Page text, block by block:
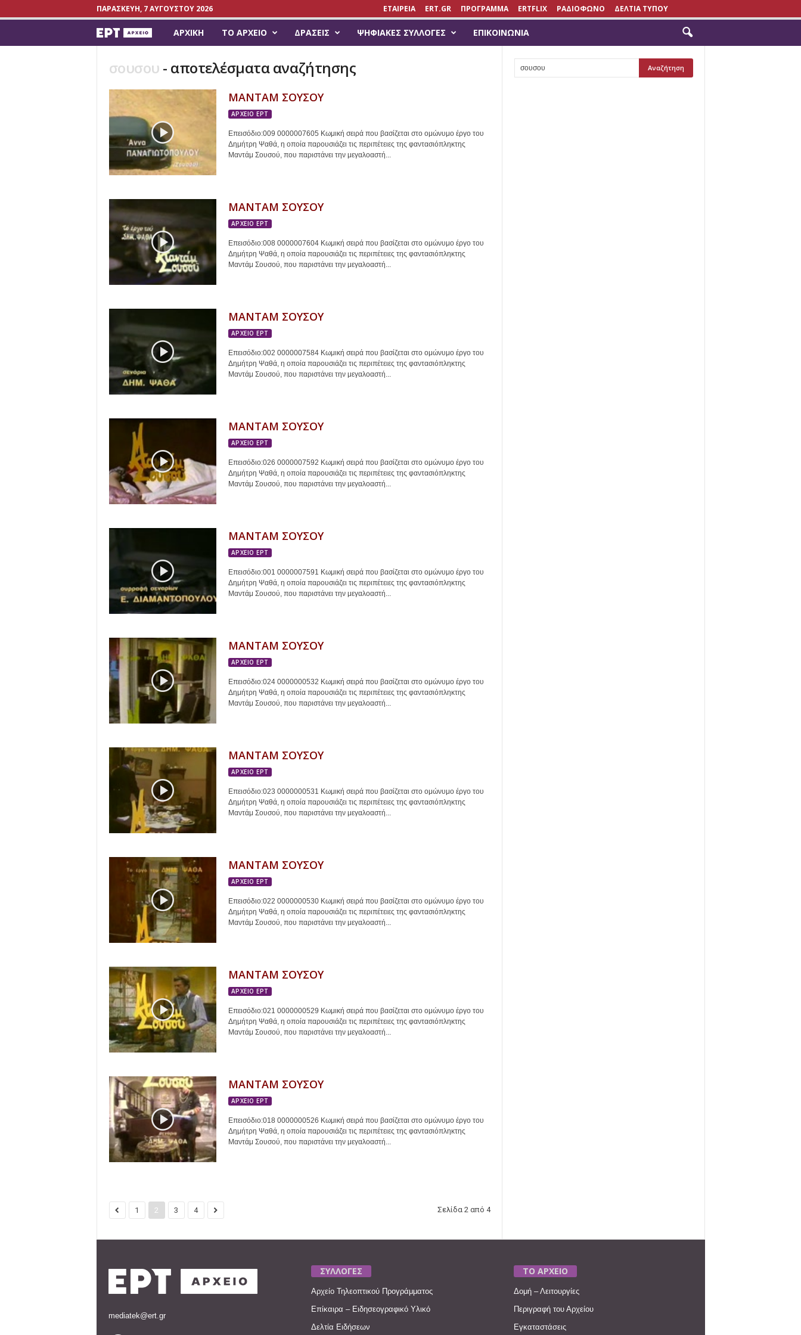
ΠΑΡΑΣΚΕΥΉ, 7 ΑΥΓΟΎΣΤΟΥ 2026 ΕΤΑΙΡΕΙΑ ERT.GR ΠΡΟΓΡΑΜΜΑ ERTFLIX ΡΑΔΙΟΦΩΝΟ ΔΕΛΤΙΑ ΤΥΠΟΥ
i
v
.
e
r
g
r
ΑΡΧΙΚΉ ΤΟ ΑΡΧΕΊΟ ΔΡΆΣΕΙΣ ΨΗΦΙΑΚΈΣ ΣΥΛΛΟΓΈΣ ΕΠΙΚΟΙΝΩΝΊΑ
σουσου - αποτελέσματα αναζήτησης
ΜΑΝΤΑΜ ΣΟΥΣΟΥ
ΑΡΧΕΙΟ ΕΡΤ
Επεισόδιο:009 0000007605 Κωμική σειρά που βασίζεται στο ομώνυμο έργο του
Δημήτρη Ψαθά, η οποία παρουσιάζει τις περιπέτειες της φαντασιόπληκτης
Μαντάμ Σουσού, που παριστάνει την μεγαλοαστή...
ΜΑΝΤΑΜ ΣΟΥΣΟΥ
ΑΡΧΕΙΟ ΕΡΤ
Επεισόδιο:008 0000007604 Κωμική σειρά που βασίζεται στο ομώνυμο έργο του
Δημήτρη Ψαθά, η οποία παρουσιάζει τις περιπέτειες της φαντασιόπληκτης
Μαντάμ Σουσού, που παριστάνει την μεγαλοαστή...
ΜΑΝΤΑΜ ΣΟΥΣΟΥ
ΑΡΧΕΙΟ ΕΡΤ
Επεισόδιο:002 0000007584 Κωμική σειρά που βασίζεται στο ομώνυμο έργο του
Δημήτρη Ψαθά, η οποία παρουσιάζει τις περιπέτειες της φαντασιόπληκτης
Μαντάμ Σουσού, που παριστάνει την μεγαλοαστή...
ΜΑΝΤΑΜ ΣΟΥΣΟΥ
ΑΡΧΕΙΟ ΕΡΤ
Επεισόδιο:026 0000007592 Κωμική σειρά που βασίζεται στο ομώνυμο έργο του
Δημήτρη Ψαθά, η οποία παρουσιάζει τις περιπέτειες της φαντασιόπληκτης
Μαντάμ Σουσού, που παριστάνει την μεγαλοαστή...
ΜΑΝΤΑΜ ΣΟΥΣΟΥ
ΑΡΧΕΙΟ ΕΡΤ
Επεισόδιο:001 0000007591 Κωμική σειρά που βασίζεται στο ομώνυμο έργο του
Δημήτρη Ψαθά, η οποία παρουσιάζει τις περιπέτειες της φαντασιόπληκτης
Μαντάμ Σουσού, που παριστάνει την μεγαλοαστή...
ΜΑΝΤΑΜ ΣΟΥΣΟΥ
ΑΡΧΕΙΟ ΕΡΤ
Επεισόδιο:024 0000000532 Κωμική σειρά που βασίζεται στο ομώνυμο έργο του
Δημήτρη Ψαθά, η οποία παρουσιάζει τις περιπέτειες της φαντασιόπληκτης
Μαντάμ Σουσού, που παριστάνει την μεγαλοαστή...
ΜΑΝΤΑΜ ΣΟΥΣΟΥ
ΑΡΧΕΙΟ ΕΡΤ
Επεισόδιο:023 0000000531 Κωμική σειρά που βασίζεται στο ομώνυμο έργο του
Δημήτρη Ψαθά, η οποία παρουσιάζει τις περιπέτειες της φαντασιόπληκτης
Μαντάμ Σουσού, που παριστάνει την μεγαλοαστή...
ΜΑΝΤΑΜ ΣΟΥΣΟΥ
ΑΡΧΕΙΟ ΕΡΤ
Επεισόδιο:022 0000000530 Κωμική σειρά που βασίζεται στο ομώνυμο έργο του
Δημήτρη Ψαθά, η οποία παρουσιάζει τις περιπέτειες της φαντασιόπληκτης
Μαντάμ Σουσού, που παριστάνει την μεγαλοαστή...
ΜΑΝΤΑΜ ΣΟΥΣΟΥ
ΑΡΧΕΙΟ ΕΡΤ
Επεισόδιο:021 0000000529 Κωμική σειρά που βασίζεται στο ομώνυμο έργο του
Δημήτρη Ψαθά, η οποία παρουσιάζει τις περιπέτειες της φαντασιόπληκτης
Μαντάμ Σουσού, που παριστάνει την μεγαλοαστή...
ΜΑΝΤΑΜ ΣΟΥΣΟΥ
ΑΡΧΕΙΟ ΕΡΤ
Επεισόδιο:018 0000000526 Κωμική σειρά που βασίζεται στο ομώνυμο έργο του
Δημήτρη Ψαθά, η οποία παρουσιάζει τις περιπέτειες της φαντασιόπληκτης
Μαντάμ Σουσού, που παριστάνει την μεγαλοαστή...
1 2 3 4 Σελίδα 2 από 4
mediatek@ert.gr
ΣΥΛΛΟΓΕΣ
Αρχείο Τηλεοπτικού Προγράμματος
Επίκαιρα – Ειδησεογραφικό Υλικό
Δελτία Ειδήσεων
ΤΟ ΑΡΧΕΙΟ
Δομή – Λειτουργίες
Περιγραφή του Αρχείου
Εγκαταστάσεις